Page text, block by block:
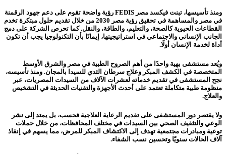
ومنذ تأسيسها، تبنت فيكسد مصر FEDIS رؤية واضحة تقوم على دعم جهود الرقمنة
في مصر والمساهمة في تحقيق رؤية مصر 2030 من خلال تقديم حلول مبتكرة تخدم
القطاعات الحيوية كالصحة، والتعليم، والطاقة، والنقل. كما تحرص الشركة على دمج
الجانب الإنساني والاجتماعي في استراتيجيتها، إيمانًا بأن التكنولوجيا يجب أن تكون
أداة لخدمة الإنسان أولًا.
ويُعد مستشفى بهية واحدًا من أهم الصروح الطبية في مصر والشرق الأوسط
المتخصصة في الكشف المبكر وعلاج سرطان الثدي للسيدا بالمجان. ومنذ تأسيسه،
نجح المستشفى في تقديم خدماته لعشرات الآلاف من السيدات المصريات، عبر
منظومة طبية متكاملة تعتمد على أحدث الأجهزة والتقنيات الحديثة في التشخيص
والعلاج.
ولا يقتصر دور المستشفى على تقديم الرعاية العلاجية فحسب، بل يمتد إلى نشر
الوعي والتثقيف الصحي بين السيدات في مختلف المحافظات، من خلال حملات
توعية ومبادرات مجتمعية تهدف إلى الاكتشاف المبكر للمرض، مما يسهم في إنقاذ
آلاف الحالات سنويًا وتحسين نسب الشفاء.